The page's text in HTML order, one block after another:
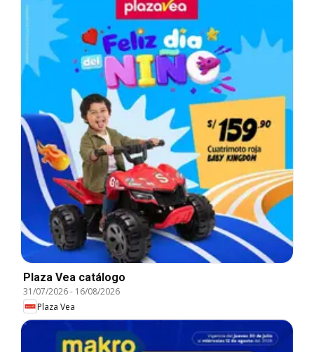
Plaza Vea catálogo
31/07/2026- 16/08/2026
Plaza Vea